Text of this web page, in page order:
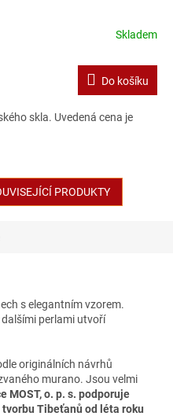
Skladem
Do košíku
skla. Uvedená cena je
PRODUKTY
s elegantním vzorem.
perlami utvoří
originálních návrhů
murano. Jsou velmi
MOST, o. p. s. podporuje
Tibeťanů od léta roku